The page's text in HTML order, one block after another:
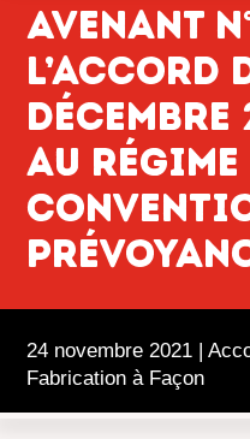
Avenant
l’accord
au régime
24 novembre 2021 |
Fabrication à Façon